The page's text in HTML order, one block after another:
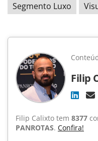
Segmento Luxo
Filip
Filip Calixto tem 8377
PANROTAS. Confira!